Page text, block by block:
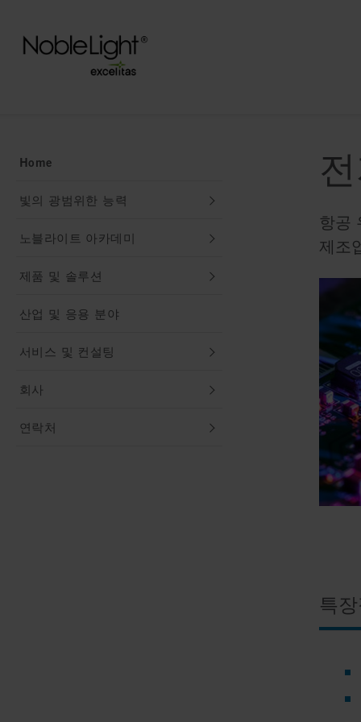
Home
빛의 광범위한 능력
노블라이트 아카데미
제품 및 솔루션
산업 및 응용 분야
서비스 및 컨설팅
회사
연락처
항공
제조
특장